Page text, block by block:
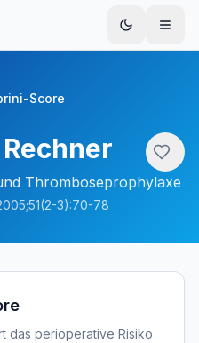
Score
Thromboseprophylaxe
3):70-78
das perioperative Risiko